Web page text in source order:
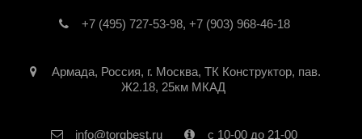
+7 (495) 727-53-98, +7 (903) 968-46-18
Армада, Россия, г. Москва, ТК Конструктор, пав.
Ж2.18, 25км МКАД
info@torgbest.ru с 10-00 до 21-00